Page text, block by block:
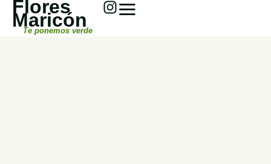
Flores
Maricón
Te ponemos verde